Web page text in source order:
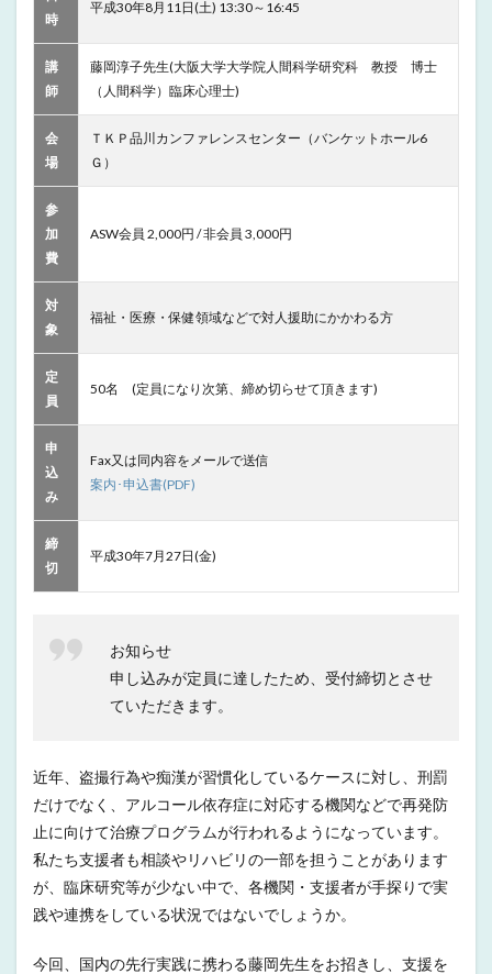
時
平成30年8月11日(土) 13:30～16:45
講
師
藤岡淳子先生(大阪大学大学院人間科学研究科 教授 博士
（人間科学）臨床心理士)
会
場
ＴＫＰ品川カンファレンスセンター（バンケットホール6
Ｇ）
参
加
費
ASW会員 2,000円 / 非会員 3,000円
対
象
福祉・医療・保健領域などで対人援助にかかわる方
定
員
50名 (定員になり次第、締め切らせて頂きます)
申
込
み
Fax又は同内容をメールで送信
案内･申込書(PDF)
締
切
平成30年7月27日(金)
お知らせ
申し込みが定員に達したため、受付締切とさせ
ていただきます。
近年、盗撮行為や痴漢が習慣化しているケースに対し、刑罰
だけでなく、アルコール依存症に対応する機関などで再発防
止に向けて治療プログラムが行われるようになっています。
私たち支援者も相談やリハビリの一部を担うことがあります
が、臨床研究等が少ない中で、各機関・支援者が手探りで実
践や連携をしている状況ではないでしょうか。
今回、国内の先行実践に携わる藤岡先生をお招きし、支援を